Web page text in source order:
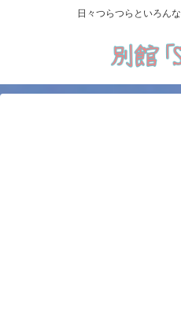
日々つらつらといろん